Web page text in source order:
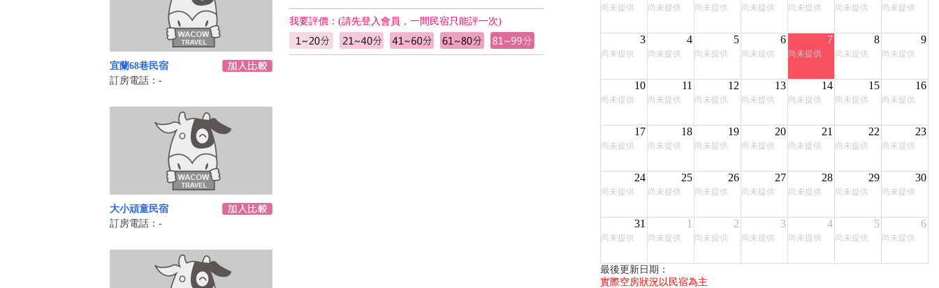
宜蘭68巷民宿
訂房電話：-
大小頑童民宿
訂房電話：-
我要評價：(請先登入會員，一間民宿只能評一次)
尚未提供 尚未提供 尚未提供 尚未提供 尚未提供 尚未提供 尚未提供
3
尚未提供
4
尚未提供
5
尚未提供
6
尚未提供
7
尚未提供
8
尚未提供
9
尚未提供
10
尚未提供
11
尚未提供
12
尚未提供
13
尚未提供
14
尚未提供
15
尚未提供
16
尚未提供
17
尚未提供
18
尚未提供
19
尚未提供
20
尚未提供
21
尚未提供
22
尚未提供
23
尚未提供
24
尚未提供
25
尚未提供
26
尚未提供
27
尚未提供
28
尚未提供
29
尚未提供
30
尚未提供
31
尚未提供
1
尚未提供
2
尚未提供
3
尚未提供
4
尚未提供
5
尚未提供
6
尚未提供
最後更新日期：
實際空房狀況以民宿為主